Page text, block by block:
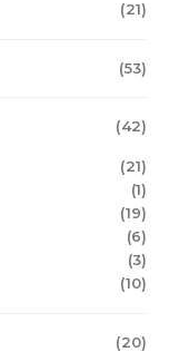
(21)
(53)
(42)
(21)
(1)
(19)
(6)
(3)
(10)
(20)